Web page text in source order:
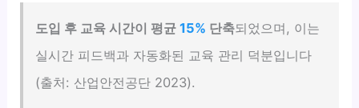
도입 후 교육 시간이 평균15% 단축되었으며, 이는
실시간 피드백과 자동화된 교육 관리 덕분입니다
(출처: 산업안전공단 2023).